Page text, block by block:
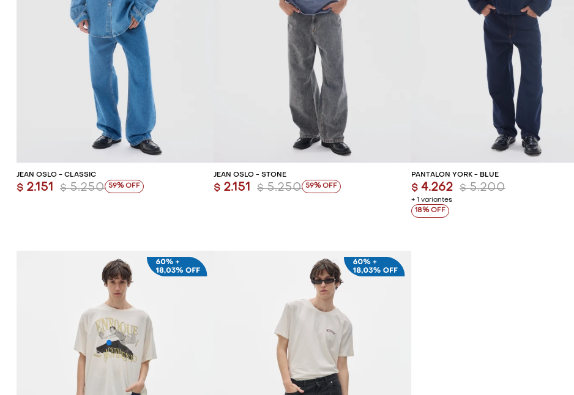
AGREGAR AL CARRITO
JEAN OSLO - CLASSIC
$ 2.151 $ 5.250 59
AGREGAR AL CARRITO
JEAN OSLO - STONE
$ 2.151 $ 5.250 59
AGREGAR AL CARRITO
PANTALÓN YORK - BLUE
+ 1 variantes
$ 4.262 $ 5.200
18